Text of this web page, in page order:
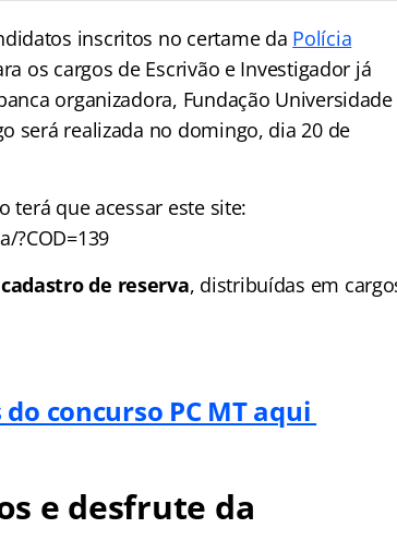
inscritos no certame da Polícia
os cargos de Escrivão e Investigador já
organizadora, Fundação Universidade
será realizada no domingo, dia 20 de
terá que acessar este site:
?COD=139
de reserva, distribuídas em
concurso PC MT aqui
e desfrute da